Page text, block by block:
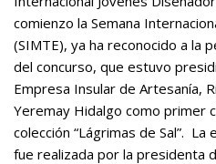
comienzo la Semana
(SIMTE), ya ha reconocido a la
del concurso, que estuvo
Empresa Insular de Artesanía,
Yeremay Hidalgo como primer
colección “Lágrimas de Sal”.
fue realizada por la presidenta